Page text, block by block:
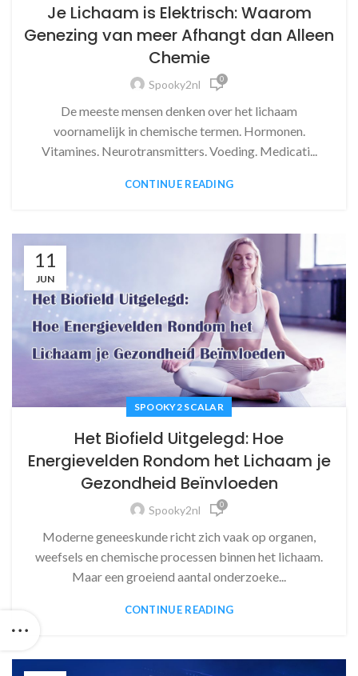
Je Lichaam is Elektrisch: Waarom
Genezing van meer Afhangt dan Alleen
Chemie
Spooky2nl 0
De meeste mensen denken over het lichaam
voornamelijk in chemische termen. Hormonen.
Vitamines. Neurotransmitters. Voeding. Medicati...
CONTINUE READING
11
JUN
SPOOKY2 SCALAR
Het Biofield Uitgelegd: Hoe
Energievelden Rondom het Lichaam je
Gezondheid Beïnvloeden
Spooky2nl 0
Moderne geneeskunde richt zich vaak op organen,
weefsels en chemische processen binnen het lichaam.
Maar een groeiend aantal onderzoeke...
CONTINUE READING